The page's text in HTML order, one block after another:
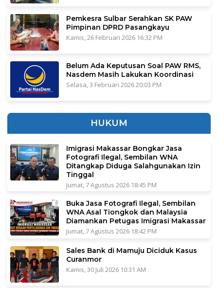
Pemkesra Sulbar Serahkan SK PAW
Pimpinan DPRD Pasangkayu
Kamis, 26 Februari 2026 16:32 PM
Belum Ada Keputusan Soal PAW RMS,
Nasdem Masih Lakukan Koordinasi
Selasa, 3 Februari 2026 20:03 PM
HUKUM
Imigrasi Makassar Bongkar Jasa
Fotografi Ilegal, Sembilan WNA
Ditangkap Diduga Salahgunakan Izin
Tinggal
Jumat, 7 Agustus 2026 18:45 PM
Buka Jasa Fotografi Ilegal, Sembilan
WNA Asal Tiongkok dan Malaysia
Diamankan Petugas Imigrasi Makassar
Jumat, 7 Agustus 2026 18:42 PM
Sales Bank di Mamuju Diciduk Kasus
Curanmor
Kamis, 30 Juli 2026 10:31 AM